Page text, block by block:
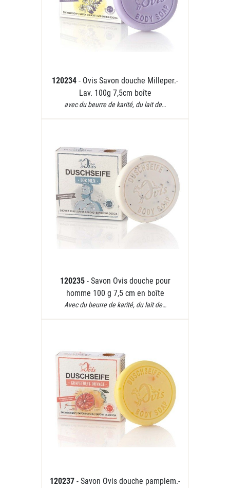
120234 - Ovis Savon douche Milleper.-
Lav. 100g 7,5cm boîte
avec du beurre de karité, du lait de…
120235 - Savon Ovis douche pour
homme 100 g 7,5 cm en boîte
Avec du beurre de karité, du lait de…
120237 - Savon Ovis douche pamplem.-